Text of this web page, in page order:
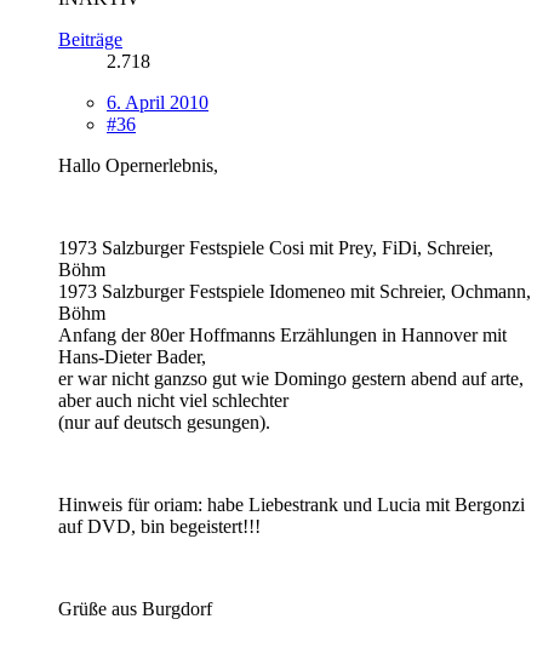
Beiträge
2.718
6. April 2010
#36
Hallo Opernerlebnis,
1973 Salzburger Festspiele Cosi mit Prey, FiDi, Schreier,
Böhm
1973 Salzburger Festspiele Idomeneo mit Schreier, Ochmann,
Böhm
Anfang der 80er Hoffmanns Erzählungen in Hannover mit
Hans-Dieter Bader,
er war nicht ganzso gut wie Domingo gestern abend auf arte,
aber auch nicht viel schlechter
(nur auf deutsch gesungen).
Hinweis für oriam: habe Liebestrank und Lucia mit Bergonzi
auf DVD, bin begeistert!!!
Grüße aus Burgdorf